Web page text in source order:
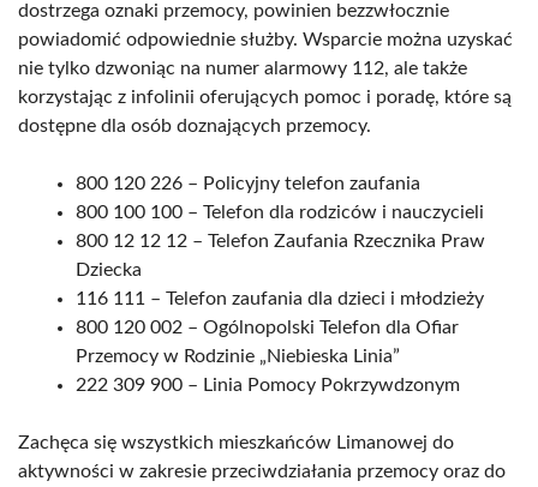
dostrzega oznaki przemocy, powinien bezzwłocznie
powiadomić odpowiednie służby. Wsparcie można uzyskać
nie tylko dzwoniąc na numer alarmowy 112, ale także
korzystając z infolinii oferujących pomoc i poradę, które są
dostępne dla osób doznających przemocy.
800 120 226 – Policyjny telefon zaufania
800 100 100 – Telefon dla rodziców i nauczycieli
800 12 12 12 – Telefon Zaufania Rzecznika Praw
Dziecka
116 111 – Telefon zaufania dla dzieci i młodzieży
800 120 002 – Ogólnopolski Telefon dla Ofiar
Przemocy w Rodzinie „Niebieska Linia”
222 309 900 – Linia Pomocy Pokrzywdzonym
Zachęca się wszystkich mieszkańców Limanowej do
aktywności w zakresie przeciwdziałania przemocy oraz do